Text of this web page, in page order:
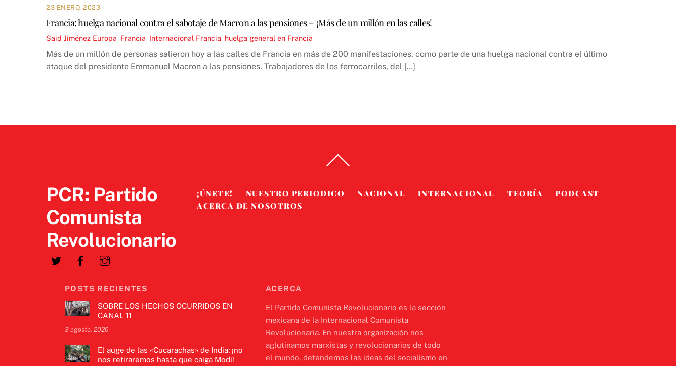
23 ENERO, 2023
Francia: huelga nacional contra el sabotaje de Macron a las pensiones – ¡Más de un millón en las calles!
Said Jiménez Europa Francia Internacional Francia huelga general en Francia
Más de un millón de personas salieron hoy a las calles de Francia en más de 200 manifestaciones, como parte de una huelga nacional contra el último
ataque del presidente Emmanuel Macron a las pensiones. Trabajadores de los ferrocarriles, del […]
To
PCR: Partido
Comunista
Revolucionario
¡ÚNETE! NUESTRO PERIODICO NACIONAL INTERNACIONAL TEORÍA
PODCAST
ACERCA DE NOSOTROS
POSTS RECIENTES
SOBRE LOS HECHOS OCURRIDOS EN
CANAL 11
3 agosto, 2026
El auge de las «Cucarachas» de India: ¡no
nos retiraremos hasta que caiga Modi!
ACERCA
El Partido Comunista Revolucionario es la sección
mexicana de la Internacional Comunista
Revolucionaria. En nuestra organización nos
aglutinamos marxistas y revolucionarios de todo
el mundo, defendemos las ideas del socialismo en